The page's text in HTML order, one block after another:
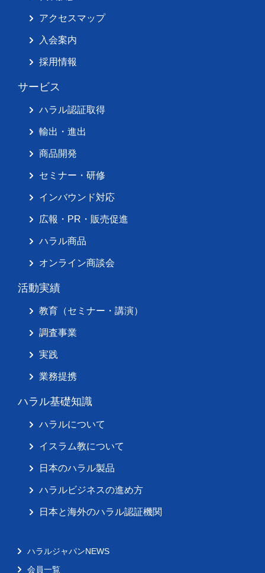
アクセスマップ
入会案内
採用情報
サービス
ハラル認証取得
輸出・進出
商品開発
セミナー・研修
インバウンド対応
広報・PR・販売促進
ハラル商品
オンライン商談会
活動実績
教育（セミナー・講演）
調査事業
実践
業務提携
ハラル基礎知識
ハラルについて
イスラム教について
日本のハラル製品
ハラルビジネスの進め方
日本と海外のハラル認証機関
ハラルジャパンNEWS
会員一覧